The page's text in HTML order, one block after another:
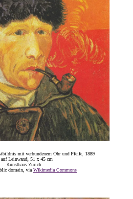
mit verbundenem Ohr und Pfeife, 1889
Leinwand, 51 x 45 cm
Kunsthaus Zürich
domain, via Wikimedia Commons